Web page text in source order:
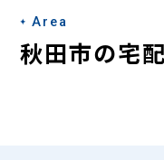
宅
配
Area
秋田市の宅